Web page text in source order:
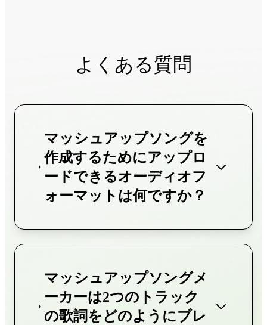
よくある質問
マッシュアップソングを
作成するためにアップロ
ードできるオーディオフ
ォーマットは何ですか？
マッシュアップソングメ
ーカーは2つのトラック
の歌詞をどのようにブレ